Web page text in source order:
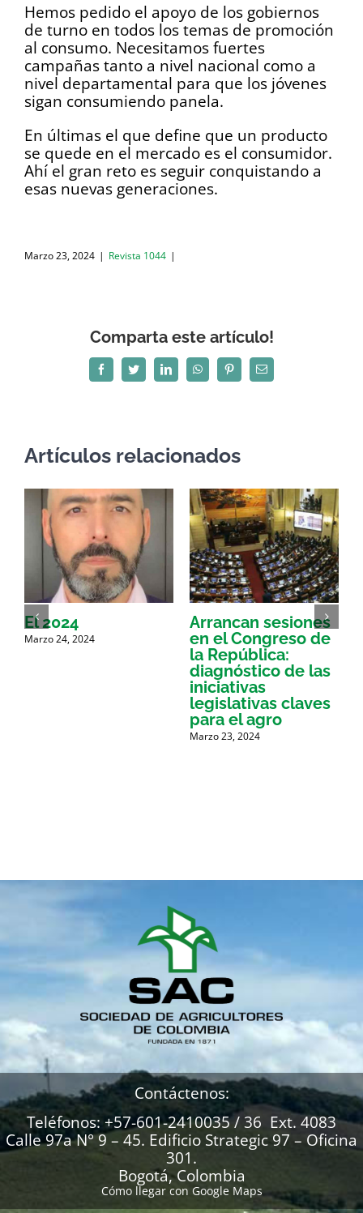
Hemos pedido el apoyo de los gobiernos
de turno en todos los temas de promoción
al consumo. Necesitamos fuertes
campañas tanto a nivel nacional como a
nivel departamental para que los jóvenes
sigan consumiendo panela.
En últimas el que define que un producto
se quede en el mercado es el consumidor.
Ahí el gran reto es seguir conquistando a
esas nuevas generaciones.
Marzo 23, 2024 | Revista 1044 |
Comparta este artículo!
FacebookTwitterLinkedInWhatsAppPinterestCorreo
Artículos relacionados
El 2024
Marzo 24, 2024
Arrancan sesiones
en el Congreso de
la República:
diagnóstico de las
iniciativas
legislativas claves
para el agro
Marzo 23, 2024
Contáctenos:
Teléfonos: +57-601-2410035 / 36 Ext. 4083
Calle 97a N° 9 – 45. Edificio Strategic 97 – Oficina
301.
Bogotá, Colombia
Cómo llegar con Google Maps